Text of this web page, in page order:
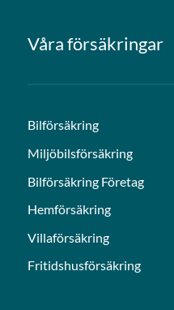
Våra försäkringar
Bilförsäkring
Miljöbilsförsäkring
Bilförsäkring Företag
Hemförsäkring
Villaförsäkring
Fritidshusförsäkring